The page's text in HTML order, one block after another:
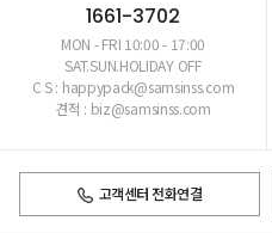
1661-3702
MON - FRI 10:00 - 17:00
SAT.SUN.HOLIDAY OFF
C S : happypack@samsinss.com
견적 : biz@samsinss.com
고객센터 전화연결